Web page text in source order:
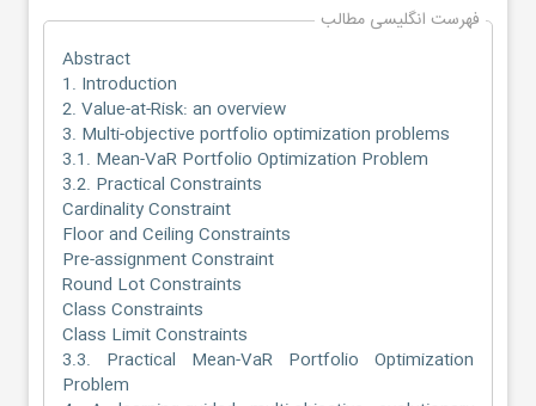
فهرست انگلیسی مطالب
Abstract
1. Introduction
2. Value-at-Risk: an overview
3. Multi-objective portfolio optimization problems
3.1. Mean-VaR Portfolio Optimization Problem
3.2. Practical Constraints
Cardinality Constraint
Floor and Ceiling Constraints
Pre-assignment Constraint
Round Lot Constraints
Class Constraints
Class Limit Constraints
3.3. Practical Mean-VaR Portfolio Optimization
Problem